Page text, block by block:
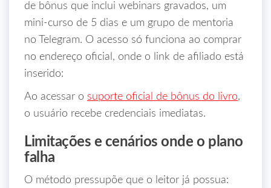
de bônus que inclui webinars gravados, um
mini‑curso de 5 dias e um grupo de mentoria
no Telegram. O acesso só funciona ao comprar
no endereço oficial, onde o link de afiliado está
inserido:
Ao acessar o suporte oficial de bônus do livro,
o usuário recebe credenciais imediatas.
Limitações e cenários onde o plano
falha
O método pressupõe que o leitor já possua: